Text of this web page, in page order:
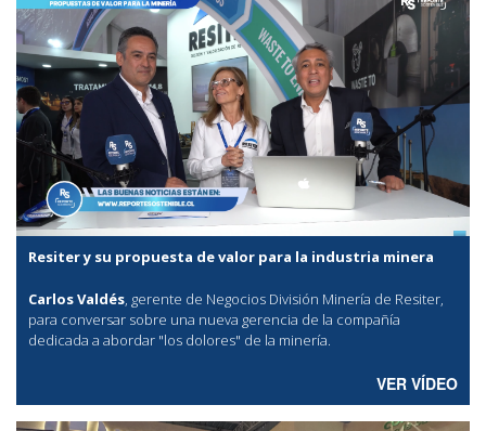
Resiter y su propuesta de valor para la industria minera
Carlos Valdés, gerente de Negocios División Minería de Resiter,
para conversar sobre una nueva gerencia de la compañía
dedicada a abordar "los dolores" de la minería.
VER VÍDEO